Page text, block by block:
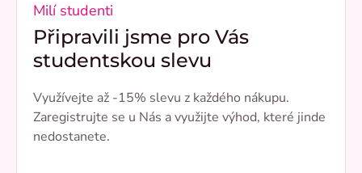
Milí studenti
Připravili jsme pro Vás
studentskou slevu
Využívejte až -15% slevu z každého nákupu.
Zaregistrujte se u Nás a využijte výhod, které jinde
nedostanete.